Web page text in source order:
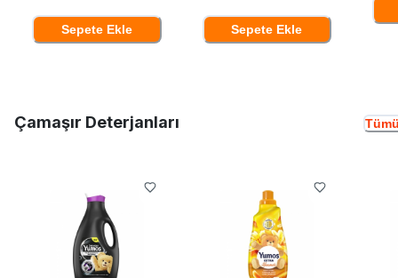
Sepete Ekle Sepete Ekle
Çamaşır Deterjanları